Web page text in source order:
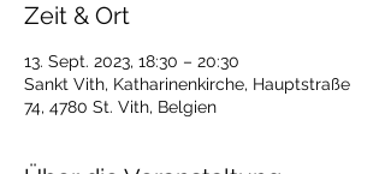
Zeit & Ort
13. Sept. 2023, 18:30 – 20:30
Sankt Vith, Katharinenkirche, Hauptstraße
74, 4780 St. Vith, Belgien